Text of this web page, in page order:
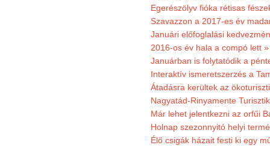
Egerészölyv fióka rétisas
Szavazzon a 2017-es év
Januári előfoglalási
2016-os év hala a compó lett »
Januárban is folytatódik a
Interaktív ismeretszerzés a
Átadásra kerültek az
Nagyatád-Rinyamente
Már lehet jelentkezni az orfűi
Holnap szezonnyitó helyi
Élő csigák házait festi ki egy